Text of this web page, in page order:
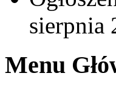
sierpnia
Menu